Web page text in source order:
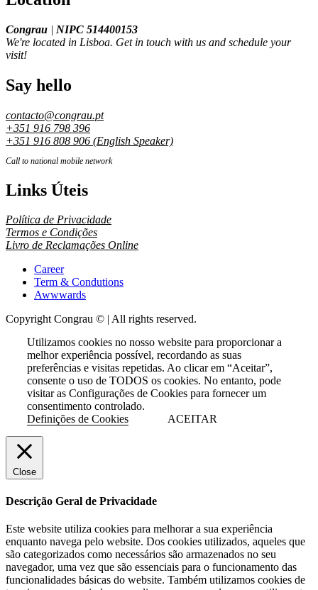
Congrau | NIPC 514400153
We're located in Lisboa. Get in touch with us and schedule your
visit!
Say hello
contacto@congrau.pt
+351 916 798 396
+351 916 808 906 (English Speaker)
Call to national mobile network
Links Úteis
Política de Privacidade
Termos e Condições
Livro de Reclamações Online
Career
Term & Condutions
Awwwards
Copyright Congrau © | All rights reserved.
Utilizamos cookies no nosso website para proporcionar a
melhor experiência possível, recordando as suas
preferências e visitas repetidas. Ao clicar em “Aceitar”,
consente o uso de TODOS os cookies. No entanto, pode
visitar as Configurações de Cookies para fornecer um
consentimento controlado.
Definições de Cookies
ACEITAR
Close
Descrição Geral de Privacidade
Este website utiliza cookies para melhorar a sua experiência
enquanto navega pelo website. Dos cookies utilizados, aqueles que
são categorizados como necessários são armazenados no seu
navegador, uma vez que são essenciais para o funcionamento das
funcionalidades básicas do website. Também utilizamos cookies de